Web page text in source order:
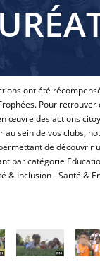
ont été
Pour retrouver
œuvre des actions
sein de vos clubs,
de découvrir
par catégorie
& Inclusion - Santé &